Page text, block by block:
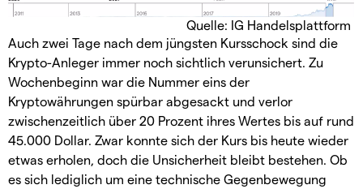
Quelle: IG Handelsplattform
Auch zwei Tage nach dem jüngsten Kursschock sind die
Krypto-Anleger immer noch sichtlich verunsichert. Zu
Wochenbeginn war die Nummer eins der
Kryptowährungen spürbar abgesackt und verlor
zwischenzeitlich über 20 Prozent ihres Wertes bis auf rund
45.000 Dollar. Zwar konnte sich der Kurs bis heute wieder
etwas erholen, doch die Unsicherheit bleibt bestehen. Ob
es sich lediglich um eine technische Gegenbewegung